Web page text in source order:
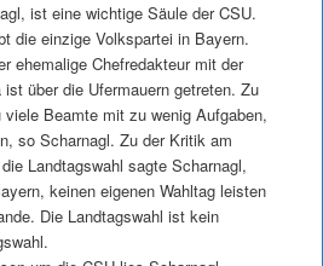
ist eine wichtige Säule der CSU.
die einzige Volkspartei in Bayern.
ehemalige Chefredakteur mit der
über die Ufermauern getreten. Zu
Beamte mit zu wenig Aufgaben,
so Scharnagl. Zu der Kritik am
Landtagswahl sagte Scharnagl,
keinen eigenen Wahltag leisten
Die Landtagswahl ist kein